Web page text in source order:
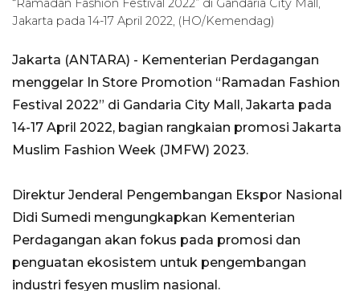
“Ramadan Fashion Festival 2022” di Gandaria City Mall,
Jakarta pada 14-17 April 2022, (HO/Kemendag)
Jakarta (ANTARA) - Kementerian Perdagangan
menggelar In Store Promotion “Ramadan Fashion
Festival 2022” di Gandaria City Mall, Jakarta pada
14-17 April 2022, bagian rangkaian promosi Jakarta
Muslim Fashion Week (JMFW) 2023.
Direktur Jenderal Pengembangan Ekspor Nasional
Didi Sumedi mengungkapkan Kementerian
Perdagangan akan fokus pada promosi dan
penguatan ekosistem untuk pengembangan
industri fesyen muslim nasional.